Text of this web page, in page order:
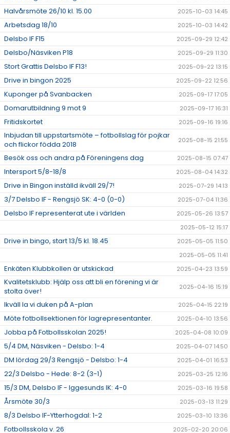
Halvårsmöte 26/10 kl. 15.00 2025-10-03 14:45
Arbetsdag 18/10 2025-10-03 14:42
Delsbo IF F15 2025-09-29 12:42
Delsbo/Näsviken P18 2025-09-29 11:30
Stort Grattis Delsbo IF F13! 2025-09-22 13:15
Drive in bingon 2025 2025-09-22 12:56
Kuponger på Svanbacken 2025-09-17 17:05
Domarutbildning 9 mot 9 2025-09-17 16:31
Fritidskortet 2025-09-16 19:16
Inbjudan till uppstartsmöte – fotbollslag för pojkar
och flickor födda 2018
2025-08-15 21:55
Besök oss och andra på Föreningens dag 2025-08-15 07:47
Intersport 5/8-18/8 2025-08-04 14:32
Drive in Bingon inställd ikväll 29/7! 2025-07-29 14:13
3/7 Delsbo IF - Rengsjö SK: 4-0 (0-0) 2025-07-04 11:36
Delsbo IF representerat ute i världen
2025-05-26 13:57
2025-05-12 15:17
Drive in bingo, start 13/5 kl. 18.45
2025-05-05 11:50
2025-05-05 11:41
Enkäten Klubbkollen är utskickad 2025-04-23 13:59
Kvalitetsklubb: Hjälp oss att bli en förening vi är
stolta över!
2025-04-16 15:19
Ikväll la vi duken på A-plan 2025-04-15 22:19
Möte fotbollsektionen för lagrepresentanter. 2025-04-10 13:56
Jobba på Fotbollsskolan 2025! 2025-04-08 10:09
5/4 DM, Näsviken - Delsbo: 1-4 2025-04-07 14:50
DM lördag 29/3 Rengsjö - Delsbo: 1-4 2025-04-01 16:53
22/3 Delsbo - Hede: 8-2 (3-1) 2025-03-25 12:16
15/3 DM, Delsbo IF - Iggesunds IK: 4-0 2025-03-16 19:58
Årsmöte 30/3 2025-03-13 11:29
8/3 Delsbo IF-Ytterhogdal: 1-2 2025-03-10 13:36
Fotbollsskola v. 26 2025-02-20 20:06